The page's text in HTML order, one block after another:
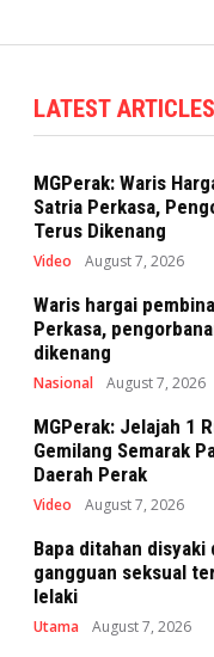
LATEST ARTICLES
MGPerak: Waris
Satria Perkasa,
Terus Dikenang
Video August 7, 2026
Waris hargai
Perkasa,
dikenang
Nasional August 7, 2026
MGPerak: Jelajah 1
Gemilang Semarak
Daerah Perak
Video August 7, 2026
Bapa ditahan
gangguan seksual
lelaki
Utama August 7, 2026